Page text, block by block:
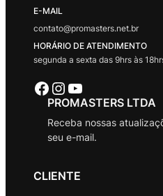
E-MAIL
contato@promasters.net.br
HORÁRIO DE ATENDIMENTO
segunda a sexta das 9hrs às
Facebook Instagram Youtube
PROMASTERS LTDA
Receba nossas
seu e-mail.
CLIENTE